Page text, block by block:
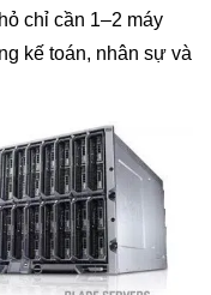
chỉ cần 1–2 máy
kế toán, nhân sự và